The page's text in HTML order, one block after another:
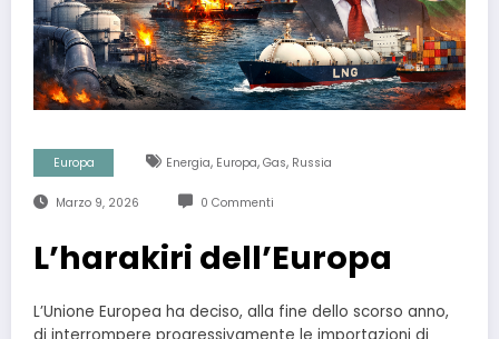
Europa Energia, Europa, Gas, Russia
Marzo 9, 2026 0 Commenti
L’harakiri dell’Europa
L’Unione Europea ha deciso, alla fine dello scorso anno,
di interrompere progressivamente le importazioni di